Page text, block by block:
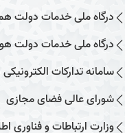
درگاه ملی خدمات دولت
درگاه ملی خدمات دولت
سامانه تدارکات
شورای عالی فضای مجازی
وزارت ارتباطات و فناوری